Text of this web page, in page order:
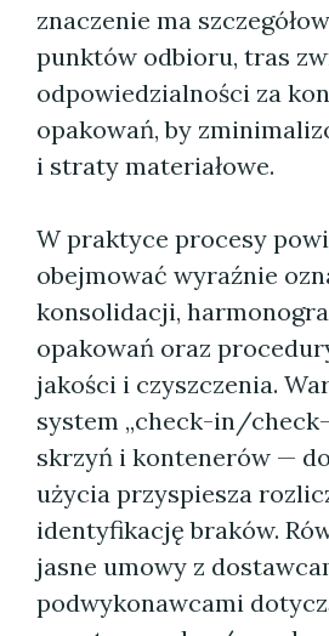
znaczenie ma
punktów odbioru, tras
odpowiedzialności za
opakowań, by
i straty materiałowe.
W praktyce procesy
obejmować wyraźnie
konsolidacji,
opakowań oraz
jakości i czyszczenia.
system „check-in/
skrzyń i kontenerów —
użycia przyspiesza
identyfikację braków.
jasne umowy z
podwykonawcami